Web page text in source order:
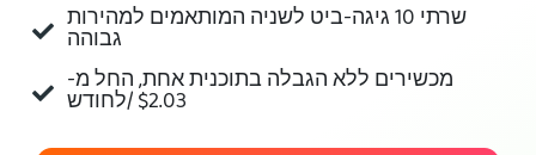
תשיגו את PIA VPN
שרתי 10 גיגה-ביט לשניה המותאמים למהירות
גבוהה
מכשירים ללא הגבלה בתוכנית אחת, החל מ-
$2.03/לחודש